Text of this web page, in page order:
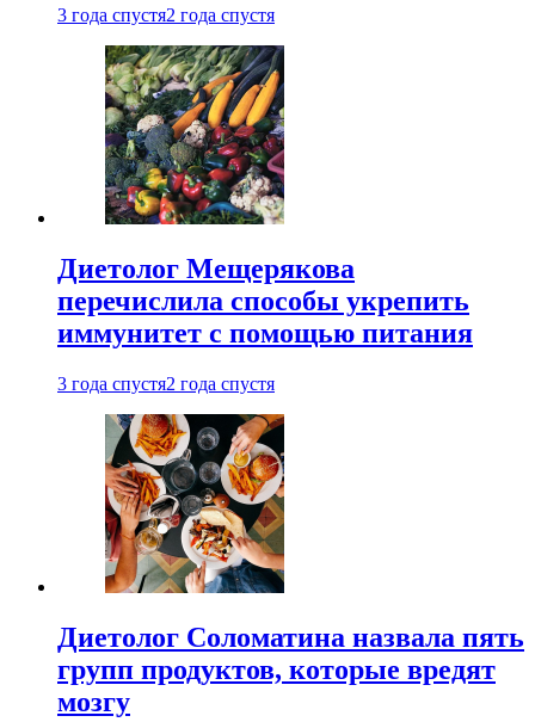
3 года спустя2 года спустя
Диетолог Мещерякова
перечислила способы укрепить
иммунитет с помощью питания
3 года спустя2 года спустя
Диетолог Соломатина назвала пять
групп продуктов, которые вредят
мозгу